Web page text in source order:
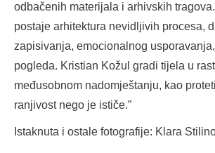
odbačenih materijala i arhivskih
postaje arhitektura nevidljivih procesa,
zapisivanja, emocionalnog
pogleda. Kristian Kožul gradi tijela u
međusobnom nadomještanju, kao
ranjivost nego je ističe.”
Istaknuta i ostale fotografije: Klara